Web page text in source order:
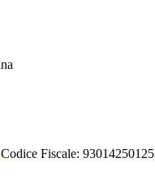
Codice Fiscale: 93014250125